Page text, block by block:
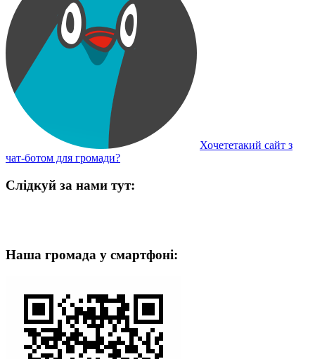
Хочететакий сайт з
чат-ботом для громади?
Слідкуй за нами тут:
Наша громада у смартфоні: